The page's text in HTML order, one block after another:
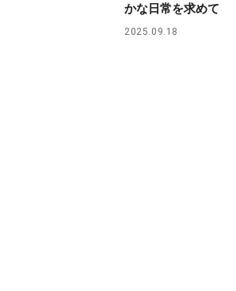
かな日常を求めて
2025.09.18